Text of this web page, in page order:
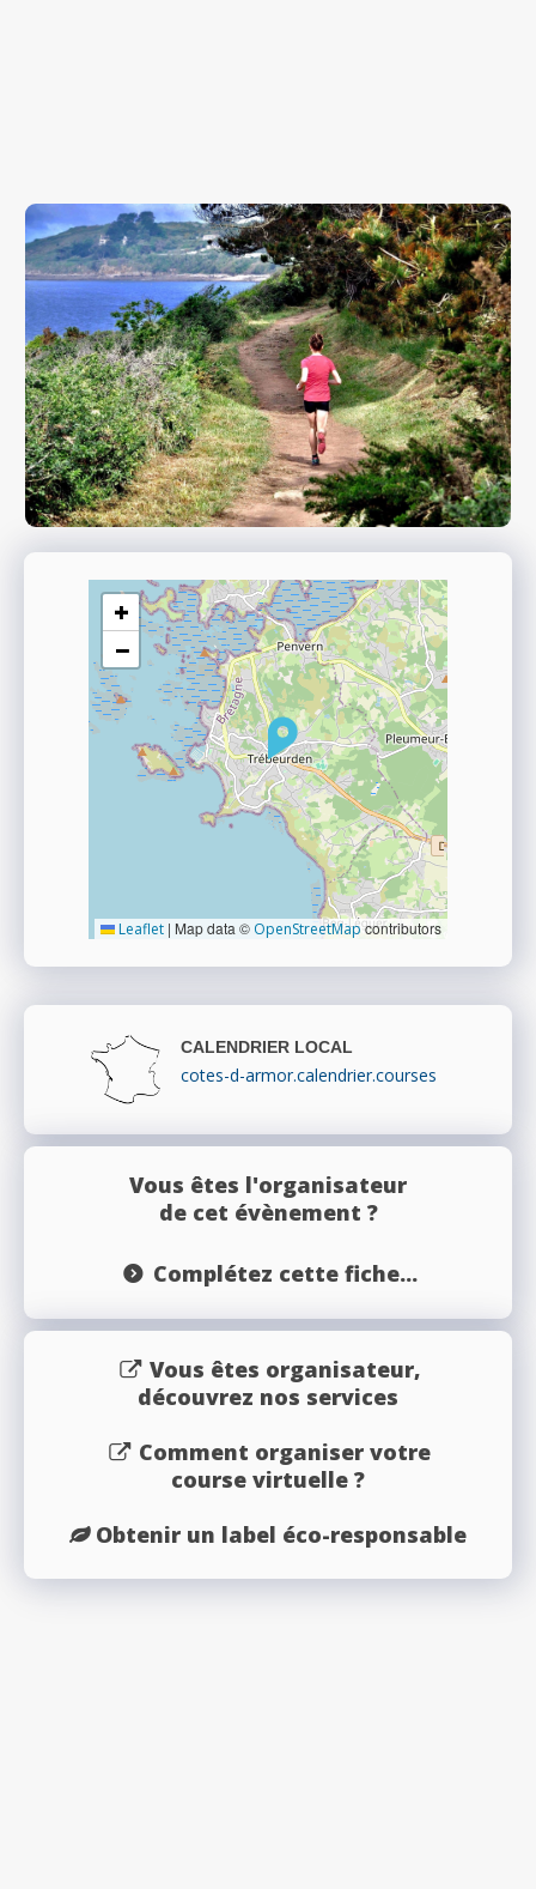
+
−
Leaflet | Map data © OpenStreetMapcontributors
CALENDRIER LOCAL
cotes-d-armor.calendrier.courses
Vous êtes l'organisateur
de cet évènement ?
Complétez cette fiche...
Vous êtes organisateur,
découvrez nos services
Comment organiser votre
course virtuelle ?
Obtenir un label éco-responsable